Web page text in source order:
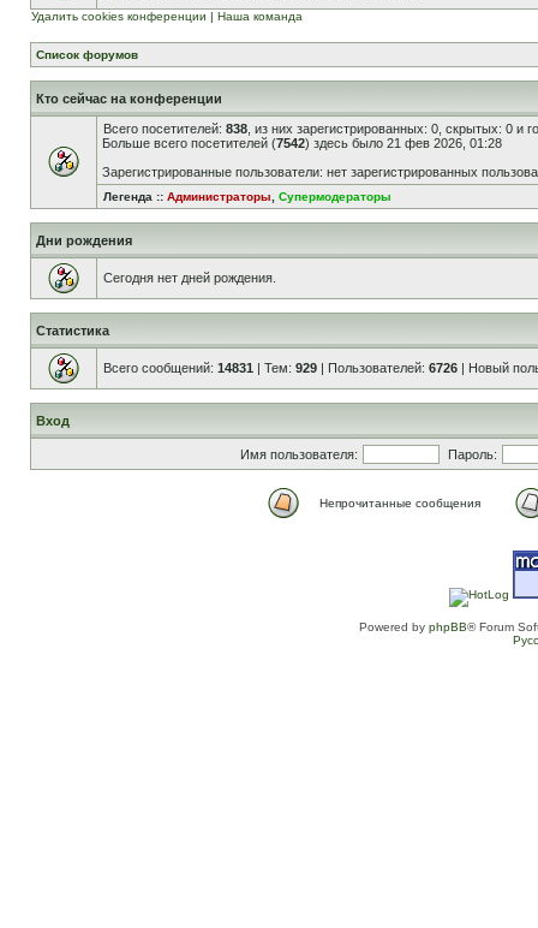
Удалить cookies конференции | Наша команда
Список форумов
Кто сейчас на конференции
Всего посетителей: 838 , из них зарегистрированных: 0, скрытых: 0 и
Больше всего посетителей (7542) здесь было 21 фев 2026, 01:28
Зарегистрированные пользователи: нет зарегистрированных
Легенда :: Администраторы Супермодераторы
Дни рождения
Сегодня нет дней рождения.
Статистика
Всего сообщений: 14831 | Тем: 929 | Пользователей: 6726 | Новый
Вход
Имя пользователя: Пароль:
Непрочитанные сообщения
Powered by phpBB® Forum